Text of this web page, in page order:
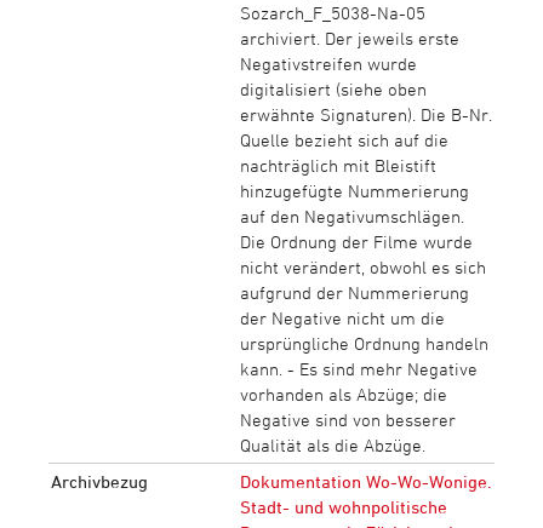
Sozarch_F_5038-Na-05
archiviert. Der jeweils erste
Negativstreifen wurde
digitalisiert (siehe oben
erwähnte Signaturen). Die B-Nr.
Quelle bezieht sich auf die
nachträglich mit Bleistift
hinzugefügte Nummerierung
auf den Negativumschlägen.
Die Ordnung der Filme wurde
nicht verändert, obwohl es sich
aufgrund der Nummerierung
der Negative nicht um die
ursprüngliche Ordnung handeln
kann. - Es sind mehr Negative
vorhanden als Abzüge; die
Negative sind von besserer
Qualität als die Abzüge.
Archivbezug
Dokumentation Wo-Wo-Wonige.
Stadt- und wohnpolitische